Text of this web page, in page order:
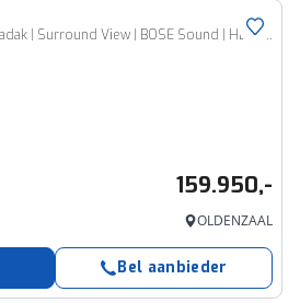
2.9 4S E-Hybrid | Panoramadak | Surround View | BOSE Sound | HD Matrix | 18-Voudig |
159.950,-
OLDENZAAL
Bel aanbieder